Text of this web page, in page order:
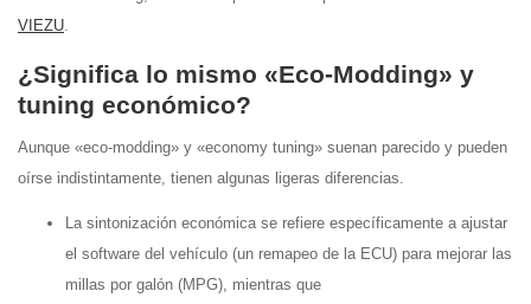
VIEZU.
¿Significa lo mismo «Eco-Modding» y
tuning económico?
Aunque «eco-modding» y «economy tuning» suenan parecido y pueden
oírse indistintamente, tienen algunas ligeras diferencias.
La sintonización económica se refiere específicamente a ajustar
el software del vehículo (un remapeo de la ECU) para mejorar las
millas por galón (MPG), mientras que